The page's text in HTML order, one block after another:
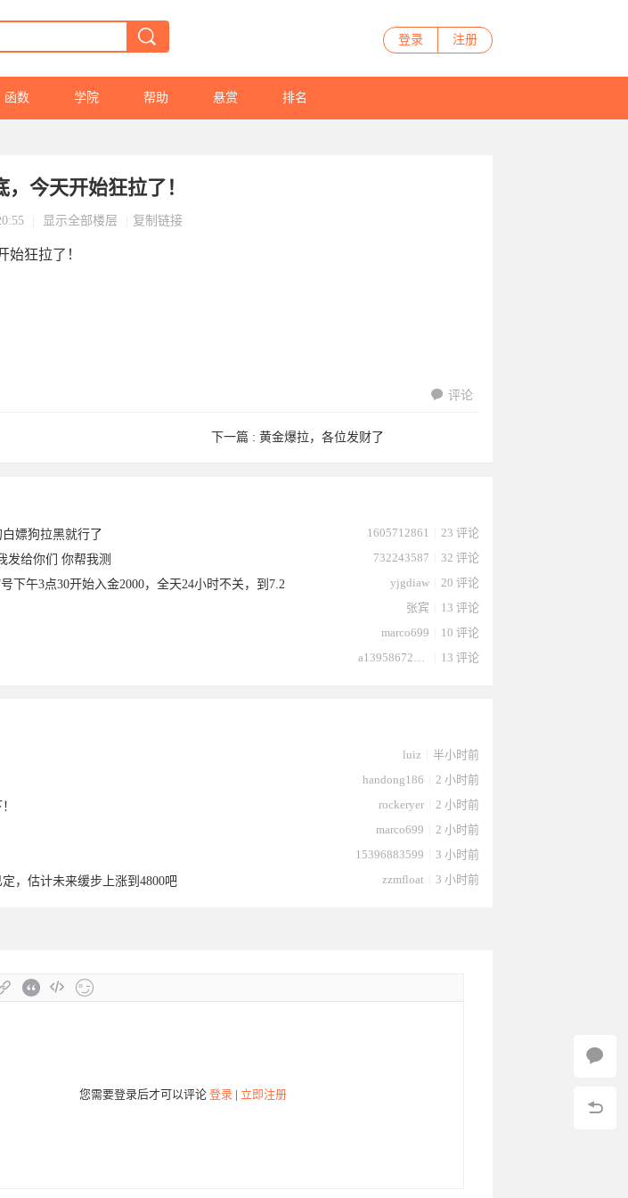
登录 注册
函数 学院 帮助 悬赏 排名
今天开始狂拉了！
显示全部楼层 复制链接
始狂拉了！
评论
下一篇 : 黄金爆拉，各位发财了
嫖狗拉黑就行了 23 评论
1605712861
发给你们 你帮我测
32 评论
732243587
下午3点30开始入金2000，全天24小时不关，到7.2
20 评论
yjgdiaw
13 评论
张宾
10 评论
marco699
13 评论
a13958672232
半小时前
luiz
2 小时前
handong186
2 小时前
rockeryer
2 小时前
marco699
3 小时前
15396883599
，估计未来缓步上涨到4800吧
3 小时前
zzmfloat
您需要登录后才可以评论 登录| 立即注册